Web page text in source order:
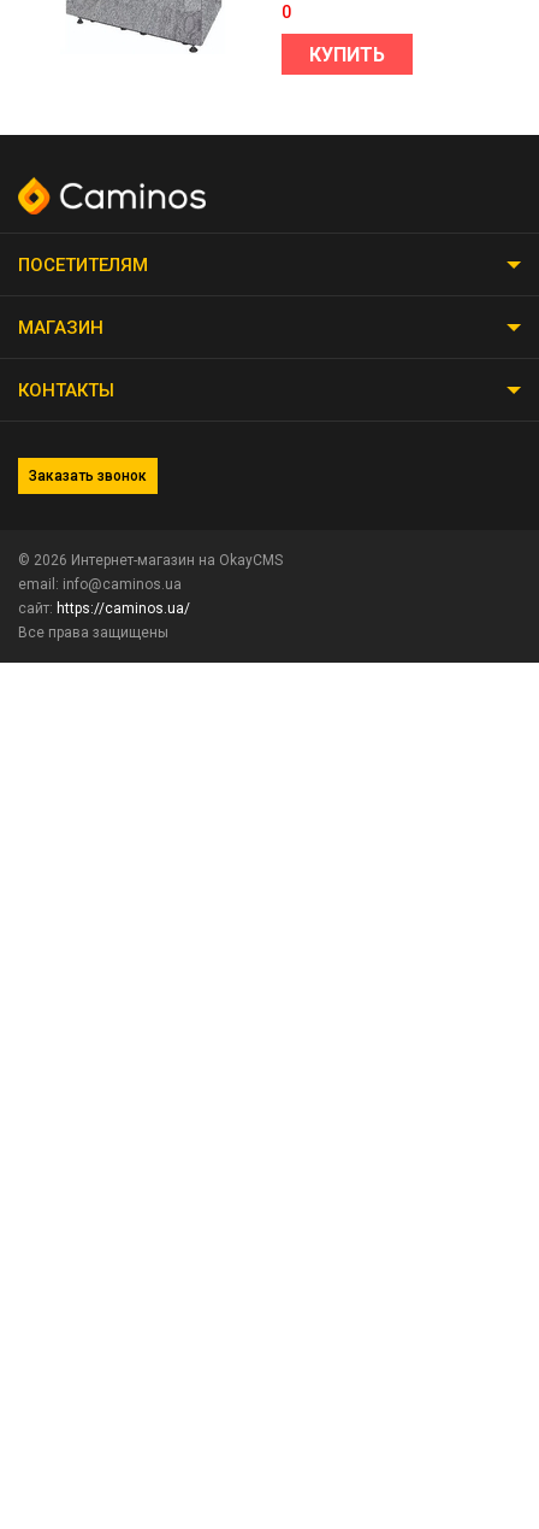
0
КУПИТЬ
ПОСЕТИТЕЛЯМ
МАГАЗИН
КОНТАКТЫ
Заказать звонок
© 2026 Интернет-магазин на OkayCMS
email: info@caminos.ua
сайт: https://caminos.ua/
Все права защищены